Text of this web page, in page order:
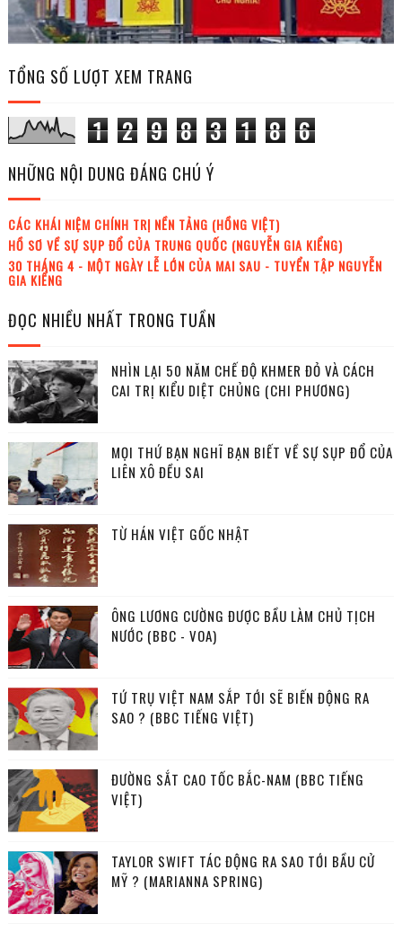
TỔNG SỐ LƯỢT XEM TRANG
1 2 9 8 3 1 8 6
NHỮNG NỘI DUNG ĐÁNG CHÚ Ý
CÁC KHÁI NIỆM CHÍNH TRỊ NỀN TẢNG (HỒNG VIỆT)
HỒ SƠ VỀ SỰ SỤP ĐỔ CỦA TRUNG QUỐC (NGUYỄN GIA KIỂNG)
30 THÁNG 4 - MỘT NGÀY LỄ LỚN CỦA MAI SAU - TUYỂN TẬP NGUYỄN
GIA KIỂNG
ĐỌC NHIỀU NHẤT TRONG TUẦN
NHÌN LẠI 50 NĂM CHẾ ĐỘ KHMER ĐỎ VÀ CÁCH
CAI TRỊ KIỂU DIỆT CHỦNG (CHI PHƯƠNG)
MỌI THỨ BẠN NGHĨ BẠN BIẾT VỀ SỰ SỤP ĐỔ CỦA
LIÊN XÔ ĐỀU SAI
TỪ HÁN VIỆT GỐC NHẬT
ÔNG LƯƠNG CƯỜNG ĐƯỢC BẦU LÀM CHỦ TỊCH
NƯỚC (BBC - VOA)
TỨ TRỤ VIỆT NAM SẮP TỚI SẼ BIẾN ĐỘNG RA
SAO ? (BBC TIẾNG VIỆT)
ĐƯỜNG SẮT CAO TỐC BẮC-NAM (BBC TIẾNG
VIỆT)
TAYLOR SWIFT TÁC ĐỘNG RA SAO TỚI BẦU CỬ
MỸ ? (MARIANNA SPRING)